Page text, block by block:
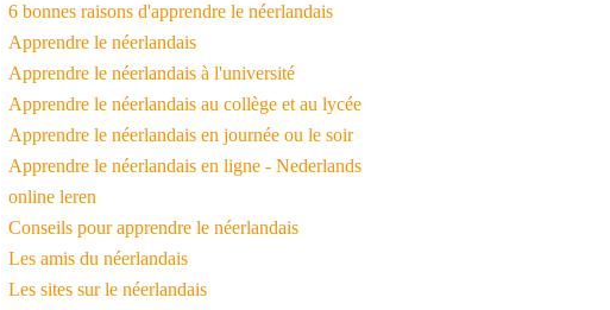
6 bonnes raisons d'apprendre le néerlandais
Apprendre le néerlandais
Apprendre le néerlandais à l'université
Apprendre le néerlandais au collège et au lycée
Apprendre le néerlandais en journée ou le soir
Apprendre le néerlandais en ligne - Nederlands
online leren
Conseils pour apprendre le néerlandais
Les amis du néerlandais
Les sites sur le néerlandais